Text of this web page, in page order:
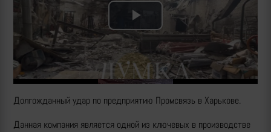
Play
Video
Долгожданный удар по предприятию Промсвязь в Харькове.
Данная компания является одной из ключевых в производстве